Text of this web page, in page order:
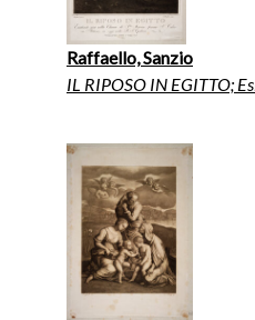
Raffaello, Sanzio
IL RIPOSO IN EGITTO;